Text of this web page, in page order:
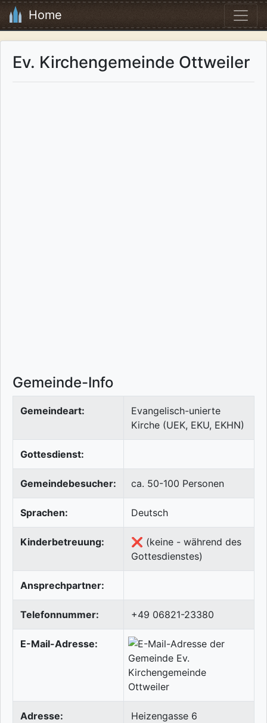
Home
Ev. Kirchengemeinde Ottweiler
Gemeinde-Info
Gemeindeart:
Evangelisch-unierte
Kirche (UEK, EKU, EKHN)
Gottesdienst:
Gemeindebesucher: ca. 50-100 Personen
Sprachen: Deutsch
Kinderbetreuung:
❌ (keine - während des
Gottesdienstes)
Ansprechpartner:
Telefonnummer: +49 06821-23380
E-Mail-Adresse:
Adresse:
Heizengasse 6